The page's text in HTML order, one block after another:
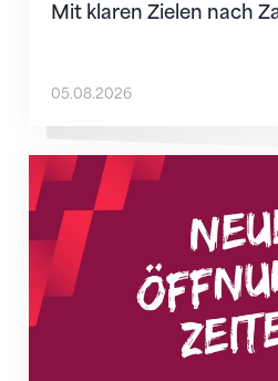
Mit klaren Zielen nach
05.08.2026
Neue Empfangszeiten ab 1.